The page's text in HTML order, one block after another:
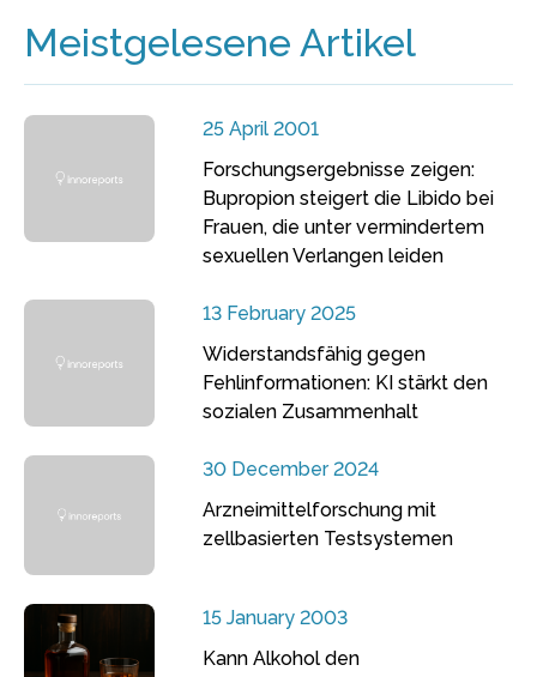
Meistgelesene Artikel
25 April 2001
Forschungsergebnisse zeigen:
Bupropion steigert die Libido bei
Frauen, die unter vermindertem
sexuellen Verlangen leiden
13 February 2025
Widerstandsfähig gegen
Fehlinformationen: KI stärkt den
sozialen Zusammenhalt
30 December 2024
Arzneimittelforschung mit
zellbasierten Testsystemen
15 January 2003
Kann Alkohol den